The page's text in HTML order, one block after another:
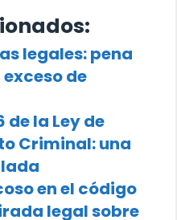
legales: pena
de
de la Ley de
Criminal: una
en el código
legal sobre